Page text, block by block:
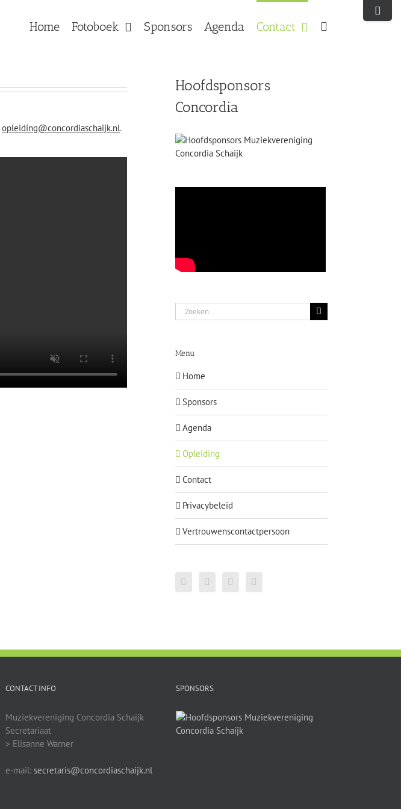
Home Fotoboek Sponsors Agenda Contact
opleiding@concordiaschaijk.nl.
Hoofdsponsors
Concordia
Zoeken
naar:
Menu
Home
Sponsors
Agenda
Opleiding
Contact
Privacybeleid
Vertrouwenscontactpersoon
CONTACT INFO
Muziekvereniging Concordia Schaijk
Secretariaat
> Elisanne Warner
e-mail: secretaris@concordiaschaijk.nl
SPONSORS
Toggle
Sliding